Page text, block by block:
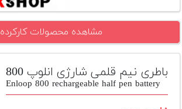
پلاس
افزودن
محصول
دست
مشاهده محصولات کارکرده
باطری نیم قلمی شارژی انلوپ 800
Enloop 800 rechargeable half pen battery